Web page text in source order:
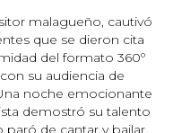
malagueño, cautivó
que se dieron cita
del formato 360º
su audiencia de
noche emocionante
demostró su talento
de cantar y bailar